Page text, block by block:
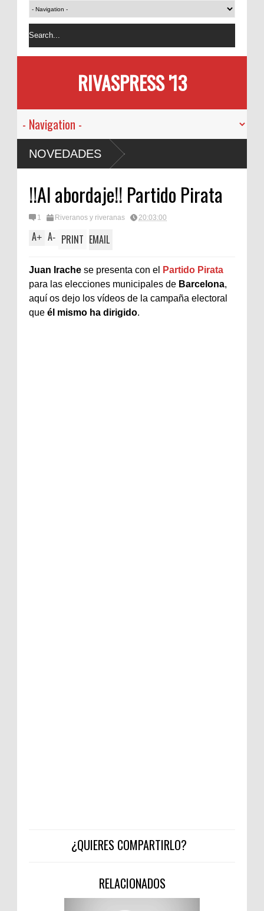
RIVASPRESS '13
NOVEDADES
!!Al abordaje!! Partido Pirata
1 Riveranos y riveranas 20:03:00
A+ A- PRINT EMAIL
Juan Irache se presenta con el
Partido Pirata
para las elecciones municipales de Barcelona,
aquí os dejo los vídeos de la campaña electoral
que él mismo ha dirigido.
¿QUIERES COMPARTIRLO?
RELACIONADOS